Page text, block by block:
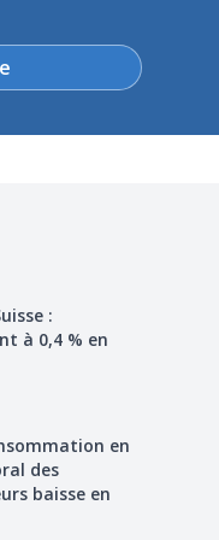
:
à 0,4 % en
en
des
baisse en